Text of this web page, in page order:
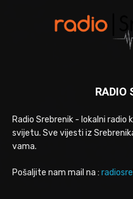
RADIO
Radio Srebrenik - lokalni radio
svijetu. Sve vijesti iz
vama.
Pošaljite nam mail na :